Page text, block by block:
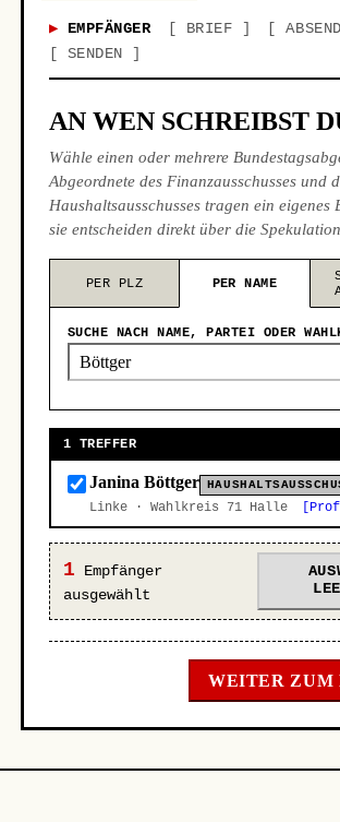
EMPFÄNGER BRIEF
SENDEN
AN WEN SCHREIBST
Wähle einen oder mehrere
Abgeordnete des Finanzausschusses und
Haushaltsausschusses tragen ein eigenes
sie entscheiden direkt über die
PER PLZ PER NAME
SUCHE NACH NAME, PARTEI ODER
1 TREFFER
Janina Böttger
Linke · Wahlkreis 71 Halle
1 Empfänger
ausgewählt
WEITER ZUM